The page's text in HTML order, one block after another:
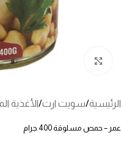
الرئيسية/سويت ارت/الأغذية
عمر – حمص مسلوقة 400 جرام